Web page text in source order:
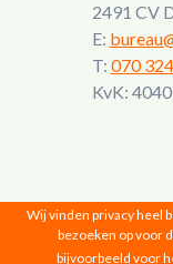
2491 CV
E:
T: 070
KvK:
Vrouwen
Wij vinden privacy heel
bezoeken op voor
bijvoorbeeld voor